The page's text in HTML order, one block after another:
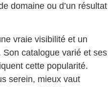
domaine ou d’un résultat
vraie visibilité et un
Son catalogue varié et ses
cette popularité.
serein, mieux vaut